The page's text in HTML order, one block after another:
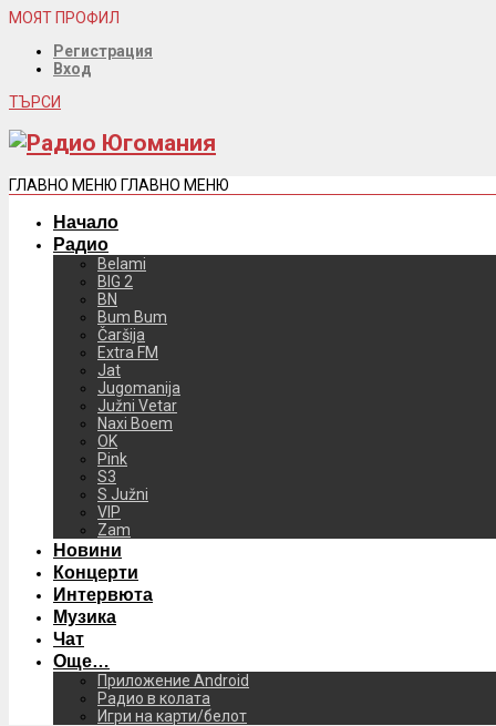
МОЯТ ПРОФИЛ
Регистрация
Вход
ТЪРСИ
ГЛАВНО МЕНЮ ГЛАВНО МЕНЮ
Начало
Радио
Belami
BIG 2
BN
Bum Bum
Čaršija
Extra FM
Jat
Jugomanija
Južni Vetar
Naxi Boem
OK
Pink
S3
S Južni
VIP
Zam
Новини
Концерти
Интервюта
Музика
Чат
Още…
Приложение Android
Радио в колата
Игри на карти/белот